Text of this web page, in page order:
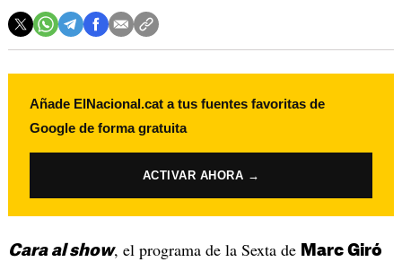
Añade ElNacional.cat a tus fuentes favoritas de
Google de forma gratuita
ACTIVAR AHORA →
Cara al show, el programa de la Sexta de Marc Giró